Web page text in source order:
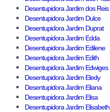
Desentupidora Jardim dos Reis
Desentupidora Jardim Dulce
Desentupidora Jardim Duprat
Desentupidora Jardim Edda
Desentupidora Jardim Edilene
Desentupidora Jardim Edith
Desentupidora Jardim Edwiges
Desentupidora Jardim Eledy
Desentupidora Jardim Eliana
Desentupidora Jardim Elisa
Desentupidora Jardim Elisabeth